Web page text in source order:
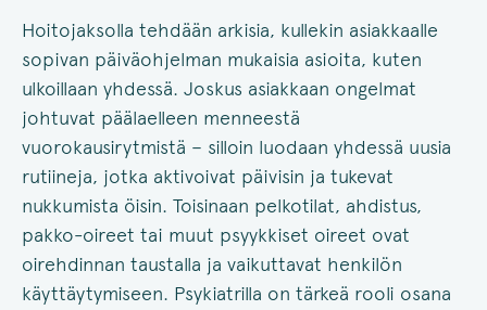
Hoitojaksolla tehdään arkisia, kullekin asiakkaalle
sopivan päiväohjelman mukaisia asioita, kuten
ulkoillaan yhdessä. Joskus asiakkaan ongelmat
johtuvat päälaelleen menneestä
vuorokausirytmistä – silloin luodaan yhdessä uusia
rutiineja, jotka aktivoivat päivisin ja tukevat
nukkumista öisin. Toisinaan pelkotilat, ahdistus,
pakko-oireet tai muut psyykkiset oireet ovat
oirehdinnan taustalla ja vaikuttavat henkilön
käyttäytymiseen. Psykiatrilla on tärkeä rooli osana